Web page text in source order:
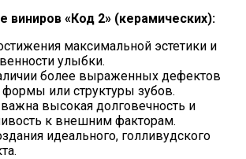
виниров «Код 2» (керамических):
максимальной эстетики и
улыбки.
более выраженных дефектов
формы или структуры зубов.
высокая долговечность и
к внешним факторам.
идеального, голливудского